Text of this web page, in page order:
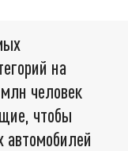
на
человек
чтобы
автомобилей